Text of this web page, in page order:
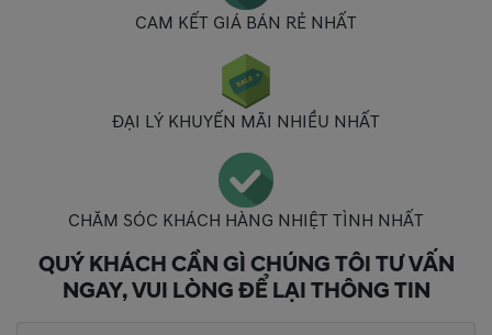
CAM KẾT GIÁ BÁN RẺ NHẤT
ĐẠI LÝ KHUYẾN MÃI NHIỀU NHẤT
CHĂM SÓC KHÁCH HÀNG NHIỆT TÌNH NHẤT
QUÝ KHÁCH CẦN GÌ CHÚNG TÔI TƯ VẤN
NGAY, VUI LÒNG ĐỂ LẠI THÔNG TIN